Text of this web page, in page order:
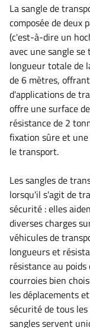
La sangle de
composée de deux
(c'est-à-dire un
avec une sangle
longueur totale de
de 6 mètres,
d'applications de
offre une surface
résistance de 2
fixation sûre et
le transport.
Les sangles de
lorsqu'il s'agit de
sécurité : elles
diverses charges
véhicules de
longueurs et
résistance au
courroies bien
les déplacements
sécurité de tous
sangles servent